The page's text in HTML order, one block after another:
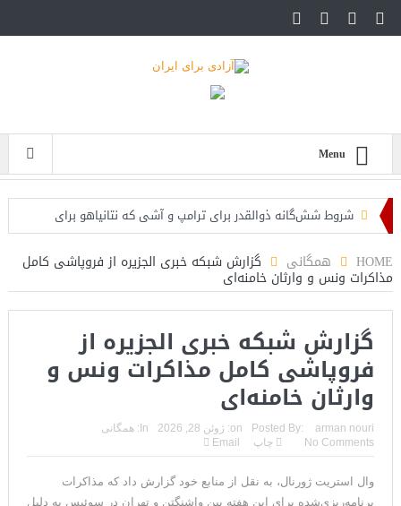
Menu
شروط شش‌گانه ذوالقدر برای ترامپ و آشی که نتانیاهو برای
ذوالقدرها پخته!
ایران؛ فرمانده ارتش آمریکا به مقامات کاخ سفید: حملات هوایی
کافی نیست
روزنامه: محاصره دریایی صادرات نفت ایران را فلج کرد/آمریکا: خفه
خواهند شد
تحلیلگر سعودی: این توافق‌نامه پیامی بازدارنده در برابر حکومت
ایران است
مقام آمریکایی: تصورِ بازنده بودن برای ترامپ غیرقابل‌تحمل
HOME همگانی گزارش شبکه خبری الجزیره از فروپاشی کامل
مذاکرات ونس و وارثان خامنه‌ای
گزارش شبکه خبری الجزیره از
فروپاشی کامل مذاکرات ونس و
وارثان خامنه‌ای
Posted By: arman nouri
on: ژوئن 28, 2026 In:
همگانی
No Comments
چاپ Email
وال استریت ژورنال، به نقل از منابع خود گزارش داد که مذاکرات
برنامه‌ریزی‌شده برای این هفته بین واشنگتن و تهران در سوئیس به دلیل